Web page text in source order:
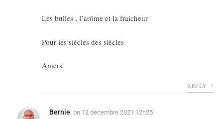
Les bulles , l’arôme et la fraicheur
Pour les siècles des siècles
Amers
REPLY
Bernie on 12 décembre 2021 12h25